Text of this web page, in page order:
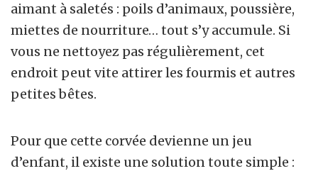
aimant à saletés : poils d’animaux, poussière,
miettes de nourriture… tout s’y accumule. Si
vous ne nettoyez pas régulièrement, cet
endroit peut vite attirer les fourmis et autres
petites bêtes.
Pour que cette corvée devienne un jeu
d’enfant, il existe une solution toute simple :